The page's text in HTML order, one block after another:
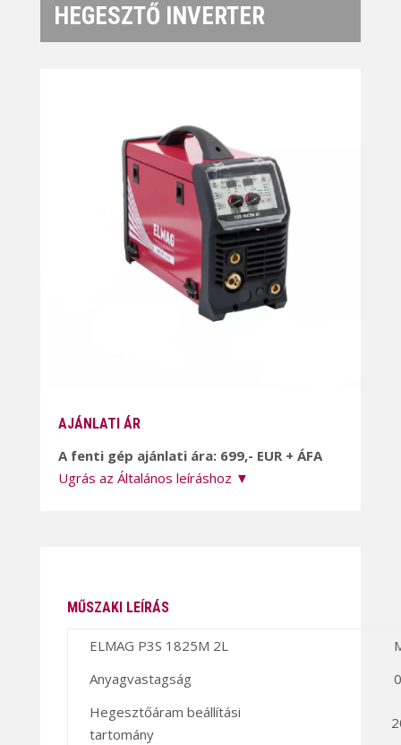
HEGESZTŐ INVERTER
AJÁNLATI ÁR
A fenti gép ajánlati ára: 699,- EUR + ÁFA
Ugrás az Általános leíráshoz ▼
MŰSZAKI LEÍRÁS
ELMAG P3S 1825M 2L
Anyagvastagság
Hegesztőáram beállítási
tartomány